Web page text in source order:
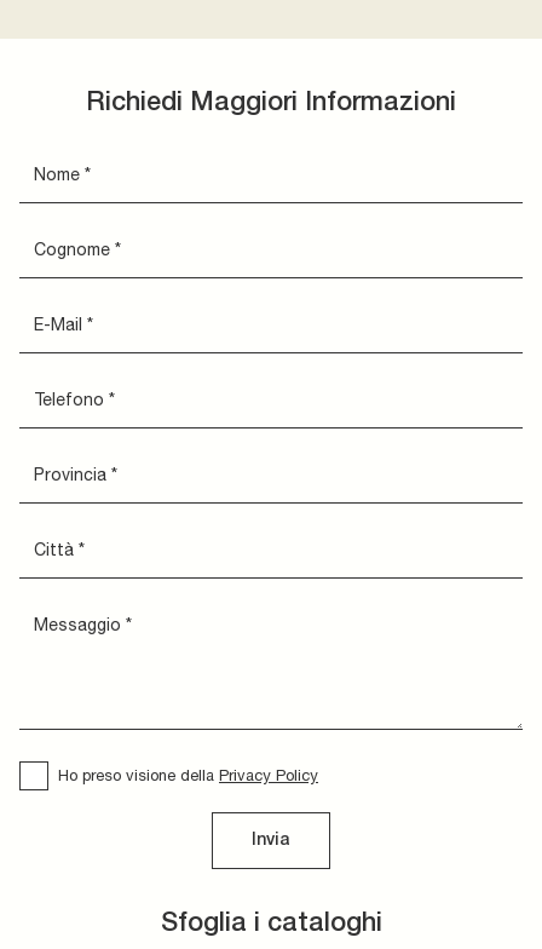
Sfoglia i cataloghi
Richiedi Maggiori Informazioni
Ho preso visione della Privacy Policy
Invia